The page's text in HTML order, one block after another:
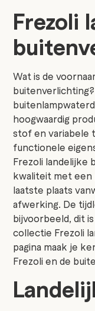
Frezoli
Wat is de
hoogwaardig
stof en variabele
functionele
Frezoli landelijke
kwaliteit met
laatste plaats
afwerking. De
bijvoorbeeld, dit
collectie Frezoli
pagina maak je
Frezoli en de